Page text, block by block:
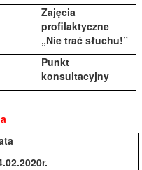
Zajęcia
profilaktyczne
„Nie trać słuchu!”
Punkt
konsultacyjny